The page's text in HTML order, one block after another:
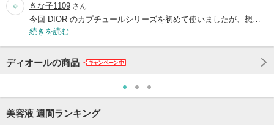
きな子1109 さん
今回 DIOR のカプチュールシリーズを初めて使いましたが、想…
続きを読む
ディオールの商品
美容液 週間ランキング